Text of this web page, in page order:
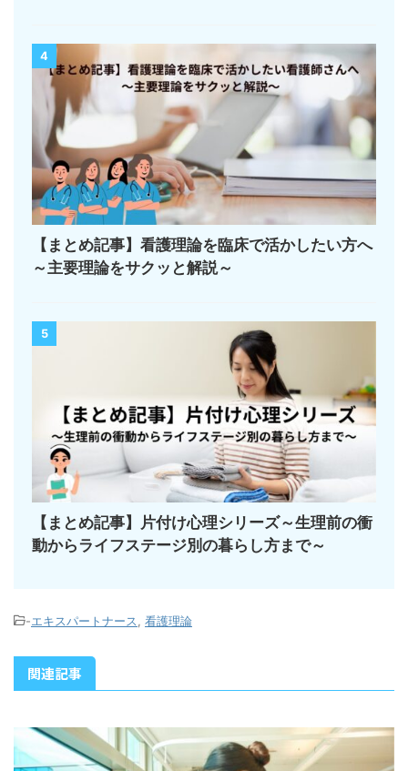
4
【まとめ記事】看護理論を臨床で活かしたい方へ
～主要理論をサクッと解説～
5
【まとめ記事】片付け心理シリーズ～生理前の衝
動からライフステージ別の暮らし方まで～
-エキスパートナース 看護理論
関連記事